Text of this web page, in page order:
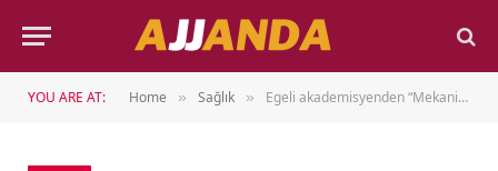
YOU ARE AT: Home » Sağlık » Egeli akademisyenden “Mekanik Ventilasyon” uygulamasına bağlı akciğer hasarının önlenmesine yönelik proje